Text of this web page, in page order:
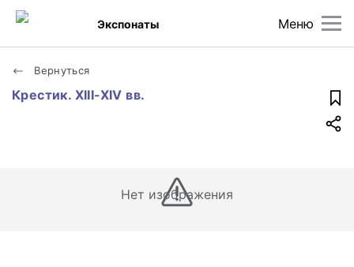
Меню
Экспонаты
Вернуться
Крестик. XIII-XIV вв.
Нет изображения